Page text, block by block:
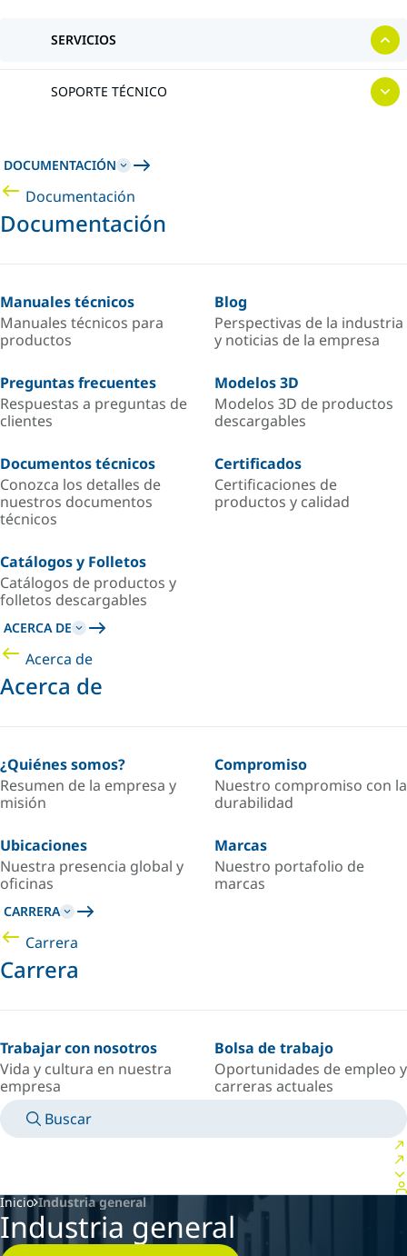
SERVICIOS
SOPORTE TÉCNICO
DOCUMENTACIÓN
Documentación
Documentación
Manuales técnicos
Manuales técnicos para
productos
Blog
Perspectivas de la industria
y noticias de la empresa
Preguntas frecuentes
Respuestas a preguntas de
clientes
Modelos 3D
Modelos 3D de productos
descargables
Documentos técnicos
Conozca los detalles de
nuestros documentos
técnicos
Certificados
Certificaciones de
productos y calidad
Catálogos y Folletos
Catálogos de productos y
folletos descargables
ACERCA DE
Acerca de
Acerca de
¿Quiénes somos?
Resumen de la empresa y
misión
Compromiso
Nuestro compromiso con la
durabilidad
Ubicaciones
Nuestra presencia global y
oficinas
Marcas
Nuestro portafolio de
marcas
CARRERA
Carrera
Carrera
Trabajar con nosotros
Vida y cultura en nuestra
empresa
Bolsa de trabajo
Oportunidades de empleo y
carreras actuales
Buscar
Inicio Industria general
Industria general